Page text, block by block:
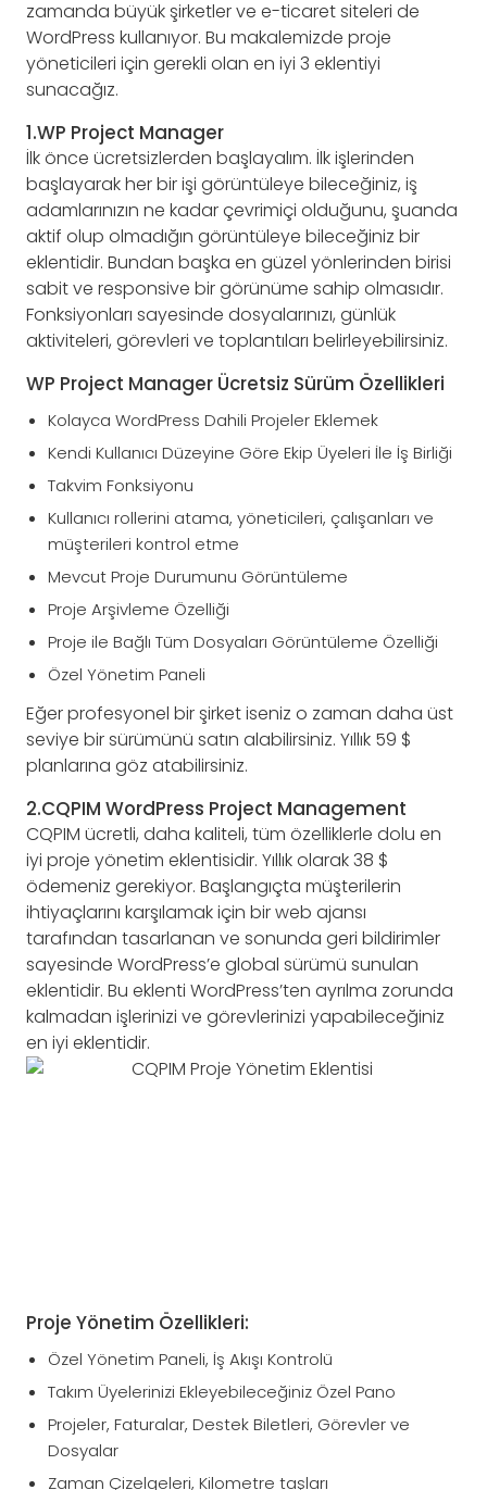
zamanda büyük şirketler ve e-ticaret siteleri de
WordPress kullanıyor. Bu makalemizde proje
yöneticileri için gerekli olan en iyi 3 eklentiyi
sunacağız.
1.WP Project Manager
İlk önce ücretsizlerden başlayalım. İlk işlerinden
başlayarak her bir işi görüntüleye bileceğiniz, iş
adamlarınızın ne kadar çevrimiçi olduğunu, şuanda
aktif olup olmadığın görüntüleye bileceğiniz bir
eklentidir. Bundan başka en güzel yönlerinden birisi
sabit ve responsive bir görünüme sahip olmasıdır.
Fonksiyonları sayesinde dosyalarınızı, günlük
aktiviteleri, görevleri ve toplantıları belirleyebilirsiniz.
WP Project Manager Ücretsiz Sürüm Özellikleri
Kolayca WordPress Dahili Projeler Eklemek
Kendi Kullanıcı Düzeyine Göre Ekip Üyeleri İle İş Birliği
Takvim Fonksiyonu
Kullanıcı rollerini atama, yöneticileri, çalışanları ve
müşterileri kontrol etme
Mevcut Proje Durumunu Görüntüleme
Proje Arşivleme Özelliği
Proje ile Bağlı Tüm Dosyaları Görüntüleme Özelliği
Özel Yönetim Paneli
Eğer profesyonel bir şirket iseniz o zaman daha üst
seviye bir sürümünü satın alabilirsiniz. Yıllık 59 $
planlarına göz atabilirsiniz.
2.CQPIM WordPress Project Management
CQPIM ücretli, daha kaliteli, tüm özelliklerle dolu en
iyi proje yönetim eklentisidir. Yıllık olarak 38 $
ödemeniz gerekiyor. Başlangıçta müşterilerin
ihtiyaçlarını karşılamak için bir web ajansı
tarafından tasarlanan ve sonunda geri bildirimler
sayesinde WordPress’e global sürümü sunulan
eklentidir. Bu eklenti WordPress’ten ayrılma zorunda
kalmadan işlerinizi ve görevlerinizi yapabileceğiniz
en iyi eklentidir.
Proje Yönetim Özellikleri:
Özel Yönetim Paneli, İş Akışı Kontrolü
Takım Üyelerinizi Ekleyebileceğiniz Özel Pano
Projeler, Faturalar, Destek Biletleri, Görevler ve
Dosyalar
Zaman Çizelgeleri, Kilometre taşları